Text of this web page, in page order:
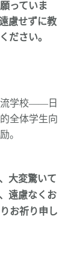
願っていま
慮せずに教
ださい。
学校—— 日
全体学生向
。
大変驚いて
遠慮なくお
お祈り申し